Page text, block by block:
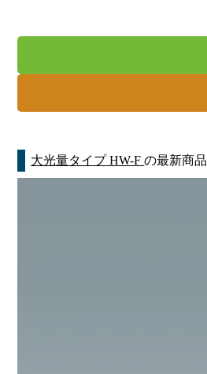
大光量タイプ HW-Fの最新商品